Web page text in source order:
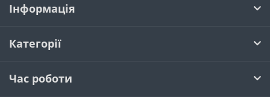
Інформація
Категорії
Час роботи